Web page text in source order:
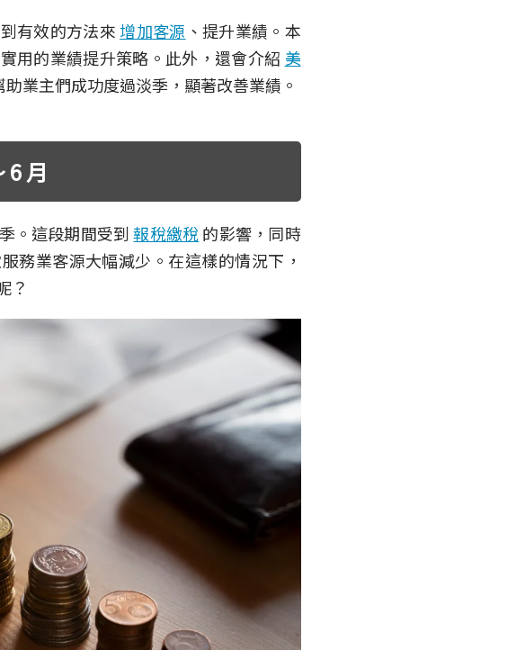
有效的方法來 增加客源 、提升業績。本
用的業績提升策略。此外，還會介紹 美
助業主們成功度過淡季，顯著改善業績。
6 月
。這段期間受到報稅繳稅的影響，同時
務業客源大幅減少。在這樣的情況下，
？